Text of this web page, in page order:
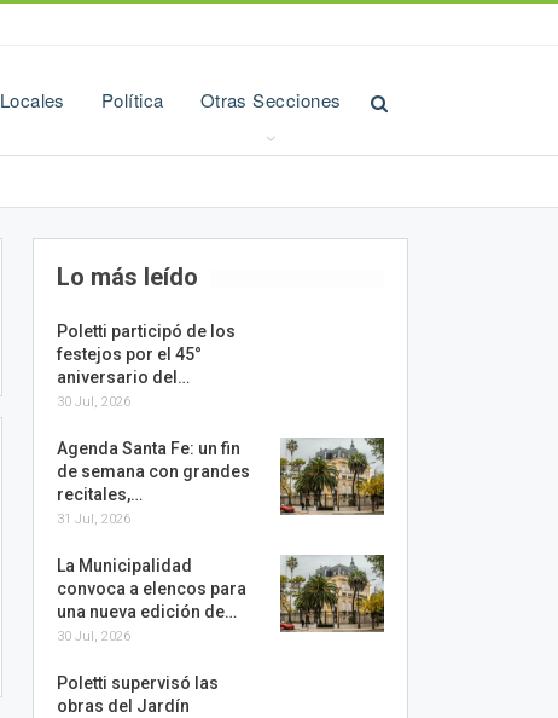
Locales Política Otras Secciones
Lo más leído
Poletti participó de los
festejos por el 45°
aniversario del…
30 Jul, 2026
Agenda Santa Fe: un fin
de semana con grandes
recitales,…
31 Jul, 2026
La Municipalidad
convoca a elencos para
una nueva edición de…
30 Jul, 2026
Poletti supervisó las
obras del Jardín